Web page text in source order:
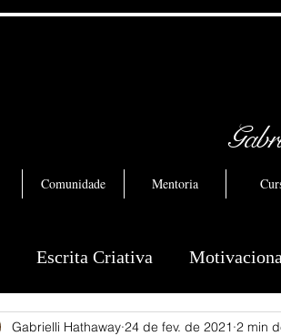
Comunidade Mentoria
Escrita Criativa
Gabrielli Hathaway 24 de fev. de 2021 2 min